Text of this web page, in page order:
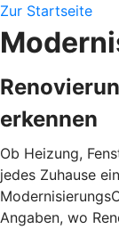
Zur Startseite
erkennen
Ob Heizung,
jedes Zuhause
Angaben, wo